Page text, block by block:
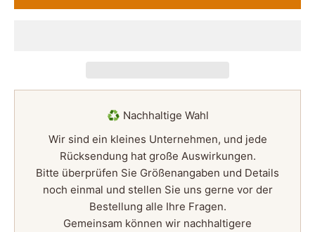
♻️ Nachhaltige Wahl
Wir sind ein kleines Unternehmen, und jede
Rücksendung hat große Auswirkungen.
Bitte überprüfen Sie Größenangaben und Details
noch einmal und stellen Sie uns gerne vor der
Bestellung alle Ihre Fragen.
Gemeinsam können wir nachhaltigere